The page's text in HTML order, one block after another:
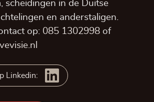
scheidingen in de Duitse
en anderstaligen.
op: 085 1302998 of
Linkedin: